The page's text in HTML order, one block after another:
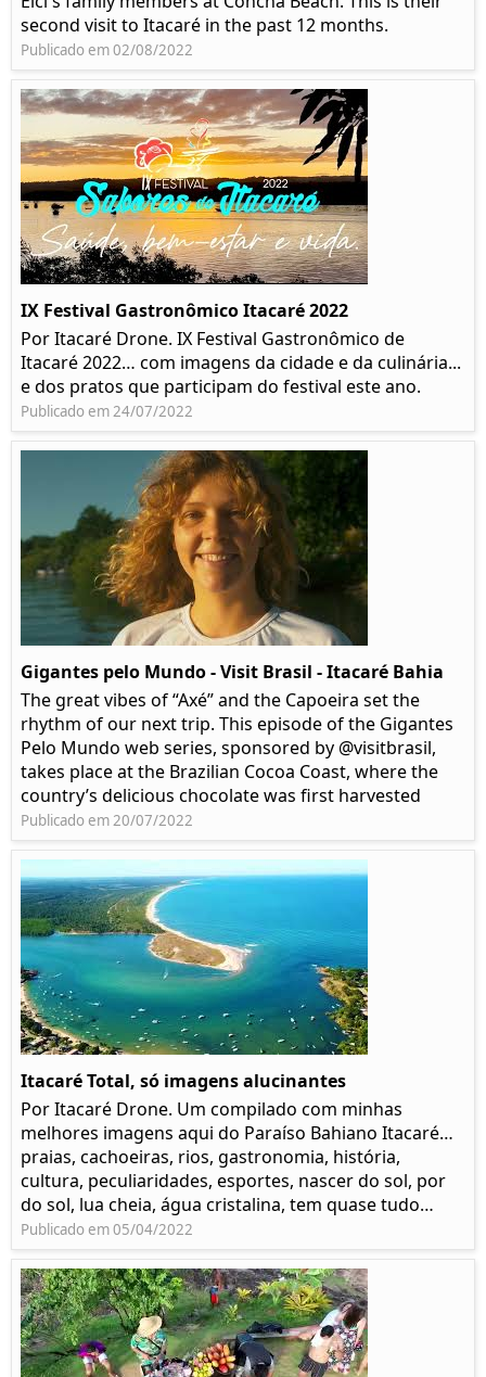
second visit to Itacaré in the past 12 months.
Publicado em 02/08/2022
IX Festival Gastronômico Itacaré 2022
Por Itacaré Drone. IX Festival Gastronômico de
Itacaré 2022… com imagens da cidade e da culinária...
e dos pratos que participam do festival este ano.
Publicado em 24/07/2022
Gigantes pelo Mundo - Visit Brasil - Itacaré Bahia
The great vibes of “Axé” and the Capoeira set the
rhythm of our next trip. This episode of the Gigantes
Pelo Mundo web series, sponsored by @visitbrasil,
takes place at the Brazilian Cocoa Coast, where the
country’s delicious chocolate was first harvested
Publicado em 20/07/2022
Itacaré Total, só imagens alucinantes
Por Itacaré Drone. Um compilado com minhas
melhores imagens aqui do Paraíso Bahiano Itacaré…
praias, cachoeiras, rios, gastronomia, história,
cultura, peculiaridades, esportes, nascer do sol, por
do sol, lua cheia, água cristalina, tem quase tudo…
Publicado em 05/04/2022